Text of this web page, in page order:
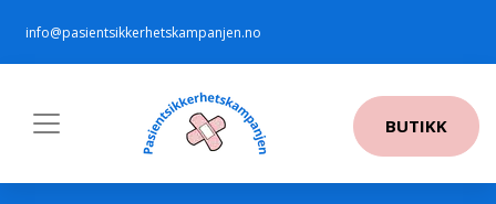
info@pasientsikkerhetskampanjen.no
BUTIKK